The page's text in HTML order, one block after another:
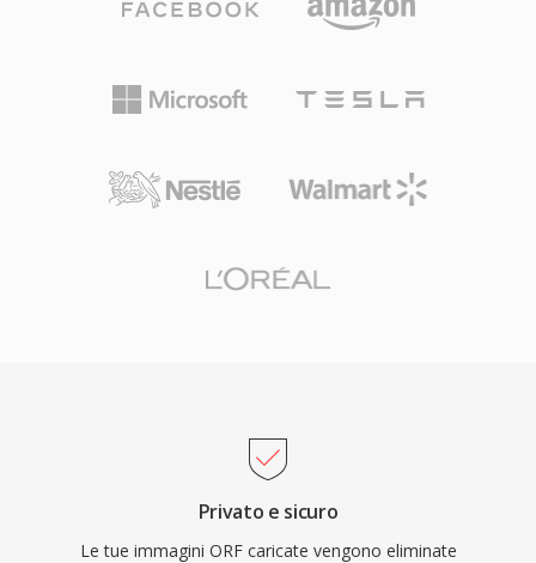
Privato e sicuro
Le tue immagini ORF caricate vengono eliminate